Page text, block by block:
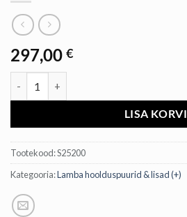
297,00 €
LISA KORVI
Tootekood:S25200
Kategooria:Lamba hoolduspuurid & lisad (+)